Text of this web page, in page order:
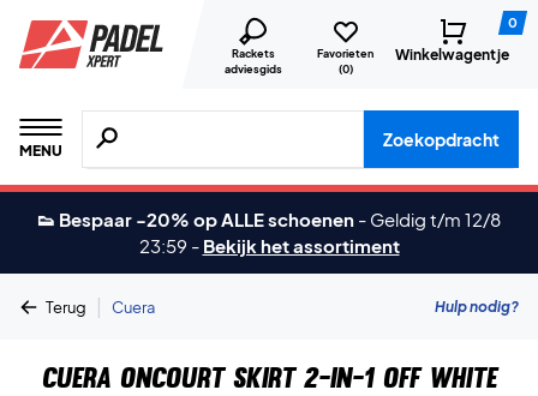
Rackets
adviesgids
Favorieten
(0)
0
Winkelwagentje
MENU
Zoeken naar producten, merken etc.
Zoekopdracht
👟 Bespaar -20% op ALLE schoenen - Geldig t/m 12/8
23:59 - Bekijk het assortiment
Terug | Cuera Hulp nodig?
Cuera Oncourt Skirt 2-in-1 Off White